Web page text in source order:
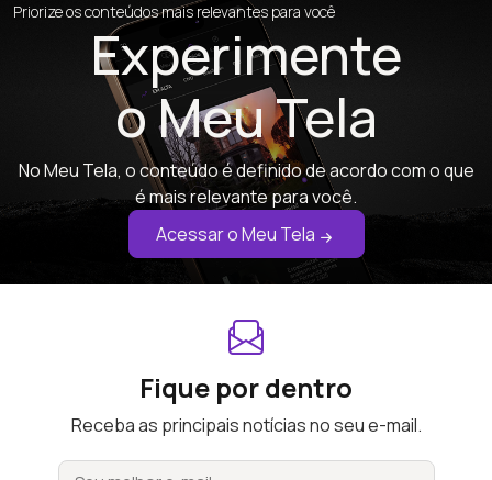
Priorize os conteúdos mais relevantes para você
Experimente
o Meu Tela
No Meu Tela, o conteúdo é definido de acordo com o que
é mais relevante para você.
Acessar o Meu Tela
Fique por dentro
Receba as principais notícias no seu e-mail.